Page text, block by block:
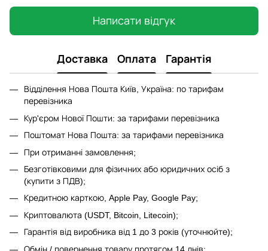
Написати відгук
Доставка Оплата Гарантія
Відділення Нова Пошта Київ, Україна: по тарифам
перевізника
Кур'єром Нової Пошти: за тарифами перевізника
Поштомат Нова Пошта: за тарифами перевізника
При отриманні замовлення;
Безготівковими для фізичних або юридичних осіб з
(купити з ПДВ);
Кредитною карткою, Apple Pay, Google Pay;
Криптовалюта (USDT, Bitcoin, Litecoin);
Гарантія від виробника від 1 до 3 років (уточнюйте);
Обмін / повернення товару протягом 14 днів;